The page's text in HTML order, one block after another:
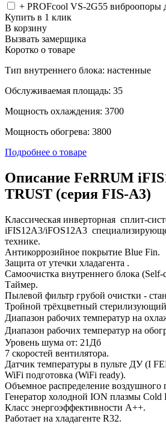
+ PROFcool VS-2G55 виброопоры
Купить в 1 клик
В корзину
Вызвать замерщика
Коротко о товаре
Тип внутреннего блока: настенные
Обслуживаемая площадь: 35
Мощность охлаждения: 3700
Мощность обогрева: 3800
Подробнее о товаре
Описание FeRRUM
TRUST (cерия FIS-A3)
Классическая инверторная сплит-
iFIS12A3/iFOS12A3
технике.
Антикоррозийное покрытие Blue Fin.
Защита от утечки хладагента .
Самоочистка внутреннего блока (Self-
Таймер.
Пылевой фильтр грубой очистки -
Тройной трёхцветный
Диапазон рабочих температур на
Диапазон рабочих температур на
Уровень шума от: 21Дб
7 скоростей вентилятора.
Датчик температуры в пульте ДУ (I
WiFi подготовка (WiFi ready).
Объемное распределение воздушного
Генератор холодной ION плазмы Cold
Класс энергоэффективности А++.
Работает на хладагенте R32.